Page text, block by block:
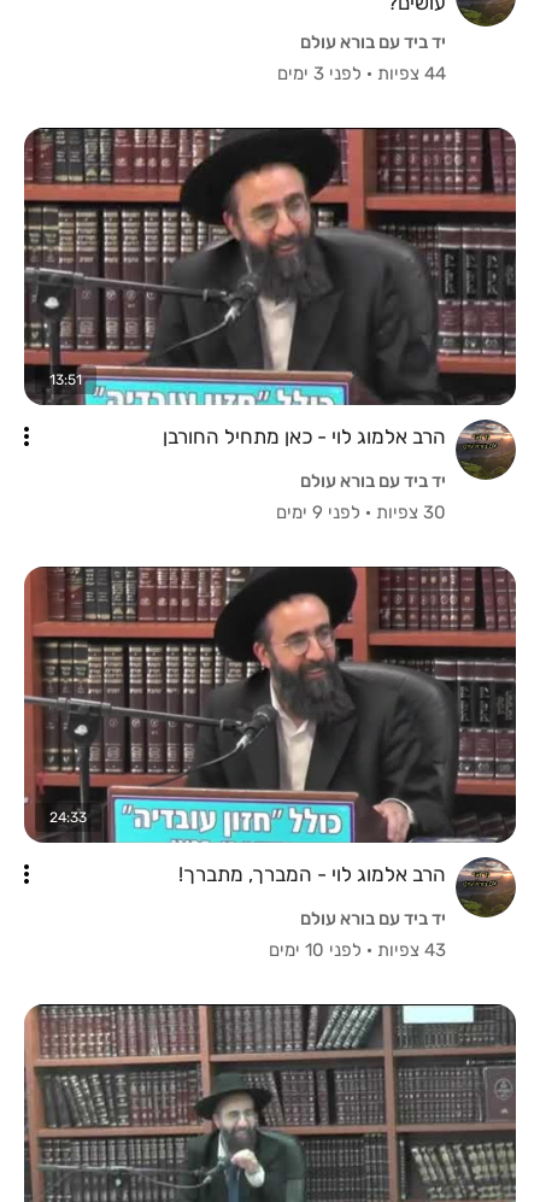
יד ביד עם בורא עולם
44 צפיות
· לפני 3 ימים
13:51
הרב אלמוג לוי - כאן מתחיל החורבן
יד ביד עם בורא עולם
30 צפיות
· לפני 9 ימים
24:33
הרב אלמוג לוי - המברך, מתברך!
יד ביד עם בורא עולם
43 צפיות
· לפני 10 ימים